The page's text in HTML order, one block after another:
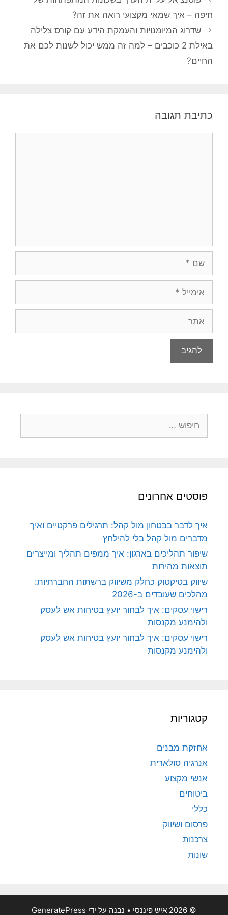
חיפה – איך שמאי מקצועי רואה את זה?
שדרוג המיומנויות והעמקת הידע עם קורס צלילה
באילת 2 כוכבים – למה זה ממש יכול לשנות לכם את
החיים?
כתיבת תגובה
פוסטים אחרונים
איך לדבר בבטחון מול קהל: תרגילים פרקטיים ואיך
מדברים מול קהל בלי להילחץ
שיפור תהליכים בארגון: איך ממפים תהליך ומייצרים
תוצאות מהירות
שיווק בטיקטוק כחלק משיווק ברשתות החברתיות:
מהלכים שעובדים ב-2026
רישוי עסקים: איך לבחור יועץ בטיחות אש לעסק
ולהימנע מקנסות
רישוי עסקים: איך לבחור יועץ בטיחות אש לעסק
ולהימנע מקנסות
קטגוריות
אחזקת מבנים
אנרגיה סולארית
אנשי מקצוע
ביטוחים
כללי
פרסום ושיווק
צרכנות
שונות
© 2026 איש פיננסי • נבנה על ידי GeneratePress